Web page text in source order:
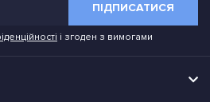
ПІДПИСАТИСЯ
і згоден з вимогами